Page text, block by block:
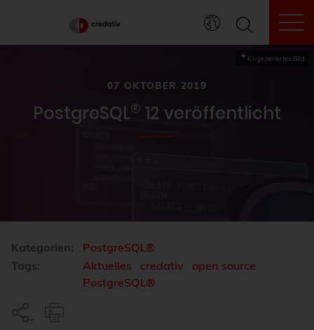
KI-generiertes Bild
07 OKTOBER 2019
PostgreSQL® 12 veröffentlicht
Kategorien:
PostgreSQL®
Tags:
Aktuelles credativ
open source
PostgreSQL®